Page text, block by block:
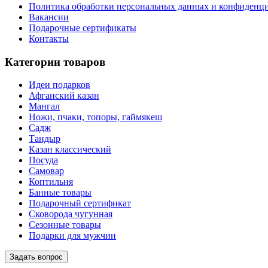
Политика обработки персональных данных и
Вакансии
Подарочные сертификаты
Контакты
Категории товаров
Идеи подарков
Афганский казан
Мангал
Ножи, пчаки, топоры, гаймякеш
Садж
Тандыр
Казан классический
Посуда
Самовар
Коптильня
Банные товары
Подарочный сертификат
Сковорода чугунная
Сезонные товары
Подарки для мужчин
Задать вопрос